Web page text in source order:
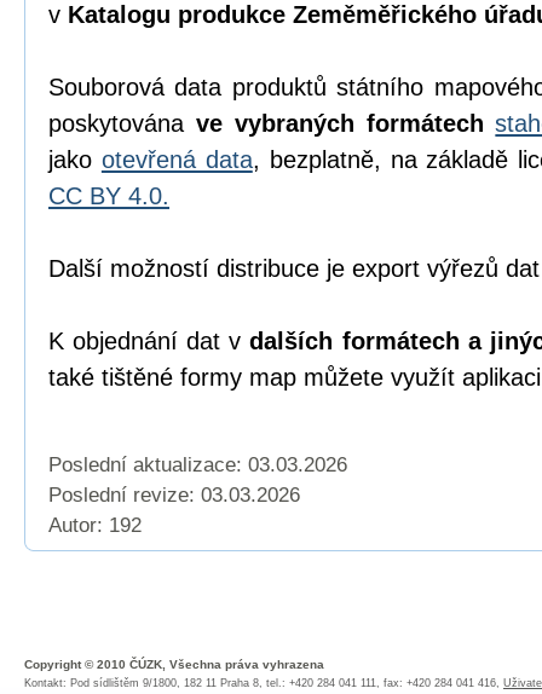
v Katalogu produkce Zeměměřického
Souborová data produktů státního
poskytována ve vybraných formátech
jako otevřená data, bezplatně, na základě
CC BY 4.0.
Další možností distribuce je export výřezů
K objednání dat vdalších formátech a
také tištěné formy map můžete využít
Poslední aktualizace: 03.03.2026
Poslední revize: 03.03.2026
Autor: 192
Copyright © 2010 ČÚZK, Všechna práva vyhrazena
Kontakt: Pod sídlištěm 9/1800, 182 11 Praha 8, tel.: +420 284 041 111, fax: +420 284 041 416,